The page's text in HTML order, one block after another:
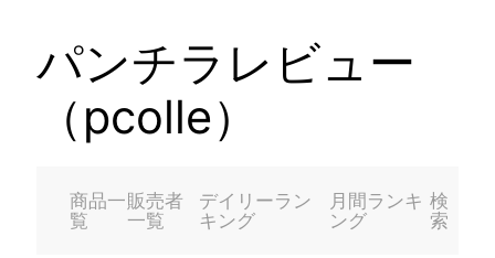
パンチラレビュー
（pcolle）
商品一
覧
販売者
一覧
デイリーラン
キング
月間ランキ
ング
検
索